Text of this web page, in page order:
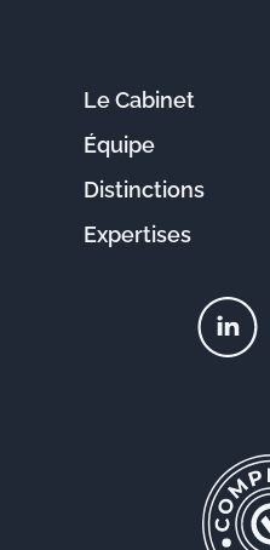
Le Cabinet
Équipe
Distinctions
Expertises